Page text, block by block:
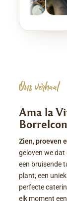
Ons verhaal
Ama la
Zien, proeven
geloven we
een bruisende
plant, een
perfecte
elk moment